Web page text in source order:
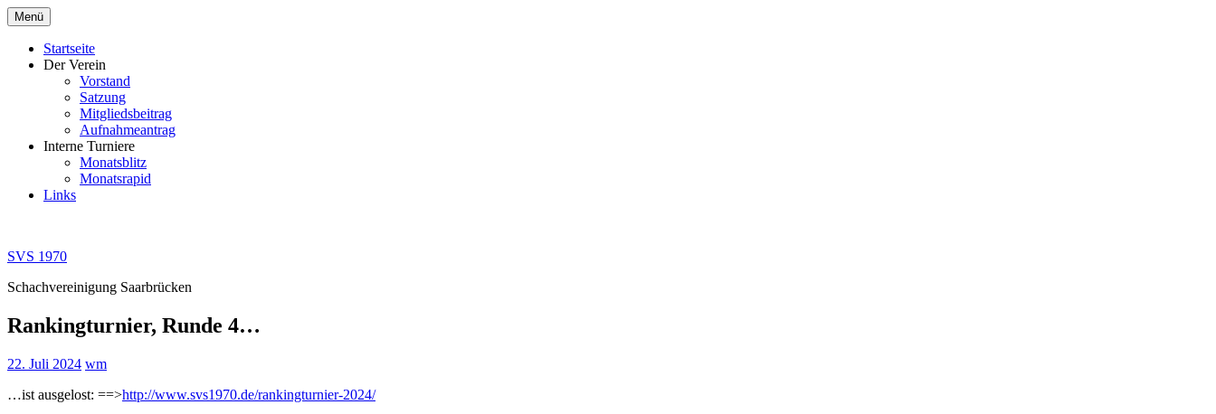
Zum
Inhalt
springen
Menü
Startseite
Der Verein
Vorstand
Satzung
Mitgliedsbeitrag
Aufnahmeantrag
Interne Turniere
Monatsblitz
Monatsrapid
Links
SVS 1970
Schachvereinigung Saarbrücken
Rankingturnier, Runde 4…
22. Juli 2024 wm
…ist ausgelost: ==>http://www.svs1970.de/rankingturnier-2024/